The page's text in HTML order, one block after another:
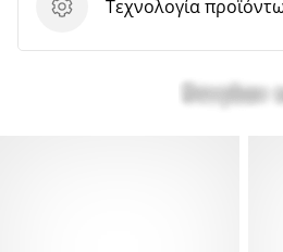
Τεχνολογία προϊόντων
Τεχνολογία